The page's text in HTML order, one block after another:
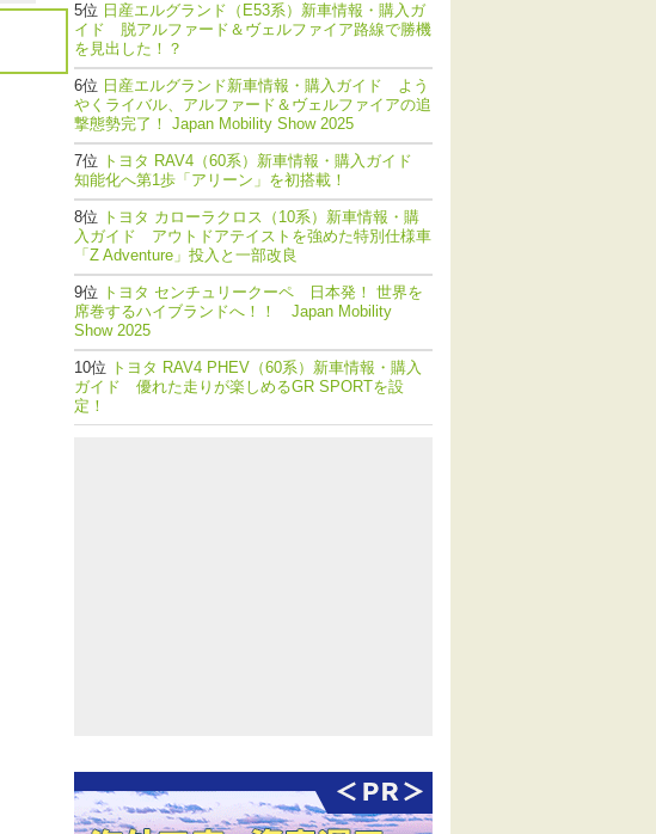
日産エルグランド（E53系）新車情報・購入ガ
イド 脱アルファード＆ヴェルファイア路線で勝機
を見出した！？
日産エルグランド新車情報・購入ガイド よう
やくライバル、アルファード＆ヴェルファイアの追
撃態勢完了！ Japan Mobility Show 2025
トヨタ RAV4（60系）新車情報・購入ガイド
知能化へ第1歩「アリーン」を初搭載！
トヨタ カローラクロス（10系）新車情報・購
入ガイド アウトドアテイストを強めた特別仕様車
「Z Adventure」投入と一部改良
トヨタ センチュリークーペ 日本発！ 世界を
席巻するハイブランドへ！！ Japan Mobility
Show 2025
トヨタ RAV4 PHEV（60系）新車情報・購入
ガイド 優れた走りが楽しめるGR SPORTを設
定！